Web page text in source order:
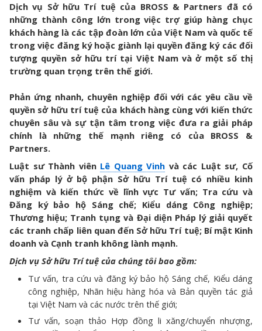
Dịch vụ Sở hữu Trí tuệ của BROSS & Partners đã có
những thành công lớn trong việc trợ giúp hàng chục
khách hàng là các tập đoàn lớn của Việt Nam và quốc tế
trong việc đăng ký hoặc giành lại quyền đăng ký các đối
tượng quyền sở hữu trí tại Việt Nam và ở một số thị
trường quan trọng trên thế giới.
Phản ứng nhanh, chuyên nghiệp đối với các yêu cầu về
quyền sở hữu trí tuệ của khách hàng cùng với kiến thức
chuyên sâu và sự tận tâm trong việc đưa ra giải pháp
chính là những thế mạnh riêng có của BROSS &
Partners.
Luật sư Thành viên Lê Quang Vinh và các Luật sư, Cố
vấn pháp lý ở bộ phận Sở hữu Trí tuệ có nhiều kinh
nghiệm và kiến thức về lĩnh vực Tư vấn; Tra cứu và
Đăng ký bảo hộ Sáng chế; Kiểu dáng Công nghiệp;
Thương hiệu; Tranh tụng và Đại diện Pháp lý giải quyết
các tranh chấp liên quan đến Sở hữu Trí tuệ; Bí mật Kinh
doanh và Cạnh tranh không lành mạnh.
Dịch vụ Sở hữu Trí tuệ của chúng tôi bao gồm:
Tư vấn, tra cứu và đăng ký bảo hộ Sáng chế, Kiểu dáng
công nghiệp, Nhãn hiệu hàng hóa và Bản quyền tác giả
tại Việt Nam và các nước trên thế giới;
Tư vấn, soạn thảo Hợp đồng li xăng/chuyển nhượng,